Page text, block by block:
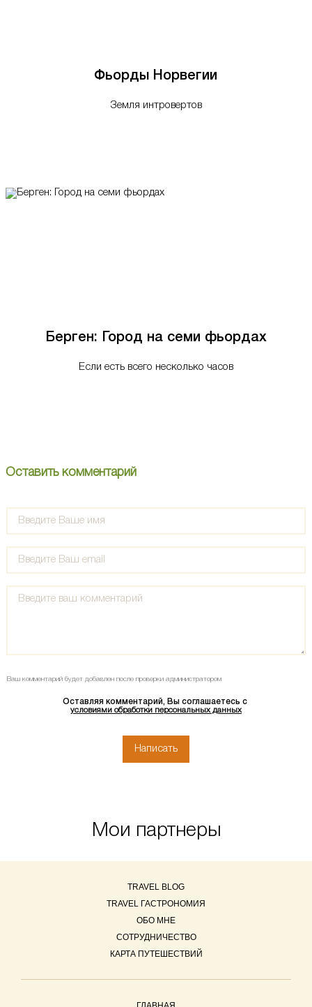
Фьорды Норвегии
Земля интровертов
Берген: Город на семи фьордах
Если есть всего несколько часов
Оставить комментарий
Ваш комментарий будет добавлен после проверки администратором
Оставляя комментарий, Вы соглашаетесь с
условиями обработки персональных данных
Мои партнеры
TRAVEL BLOG
TRAVEL ГАСТРОНОМИЯ
ОБО МНЕ
СОТРУДНИЧЕСТВО
КАРТА ПУТЕШЕСТВИЙ